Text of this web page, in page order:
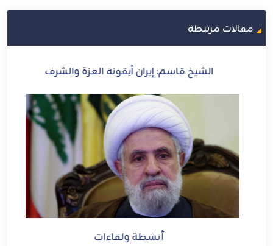
مقالات مرتبطة
الشيخ قاسم: إيران أيقونة العزة والشرف
أنشطة ولقاءات